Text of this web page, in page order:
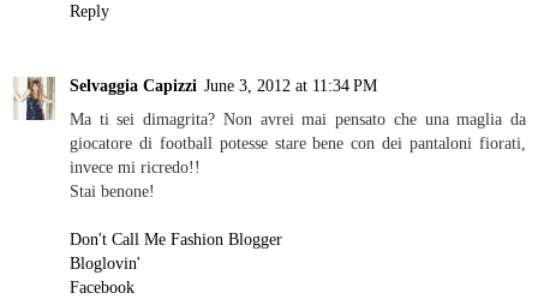
Reply
Selvaggia Capizzi June 3, 2012 at 11:34 PM
Ma ti sei dimagrita? Non avrei mai pensato che una maglia da
giocatore di football potesse stare bene con dei pantaloni fiorati,
invece mi ricredo!!
Stai benone!
Don't Call Me Fashion Blogger
Bloglovin'
Facebook